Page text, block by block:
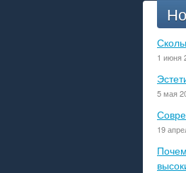
1 июня
5 мая
19